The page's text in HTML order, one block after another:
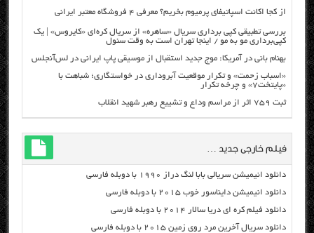
از کجا اکانت اسپاتیفای پرمیوم بخریم؟ معرفی ۴ فروشگاه معتبر ایرانی
بررسی تطبیقی کپی برداری سریال «ساهره» از سریال کره‌ای «کایروس» | یک
کپی‌برداری مو به مو / اینجا تهران است به وقت سئول
بهنام بانی در آمریکا: موج جدید استقبال از موسیقی پاپ ایرانی در لس‌آنجلس
«اسباب زحمت» و تکرار موقعیت آبروداری در خواستگاری؛ شباهت با
«پایتخت۷» و چرخه تکرار
ثبت ۷۵۹ اثر از مراسم وداع و تشییع رهبر شهید انقلاب
فیلم خارجی جدید …
دانلود انیمیشن سریالی بابا لنگ دراز ۱۹۹۰ با دوبله فارسی
دانلود انیمیشن دایناسور خوب ۲۰۱۵ با دوبله فارسی
دانلود فیلم کره ای دریا سالار ۲۰۱۴ با دوبله فارسی
دانلود سریال آخرین مرد روی زمین ۲۰۱۵ با دوبله فارسی